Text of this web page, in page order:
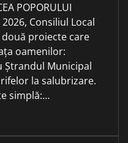
POPORULUI
Consiliul Local
proiecte care
oamenilor:
Ștrandul Municipal
la salubrizare.
simplă:…